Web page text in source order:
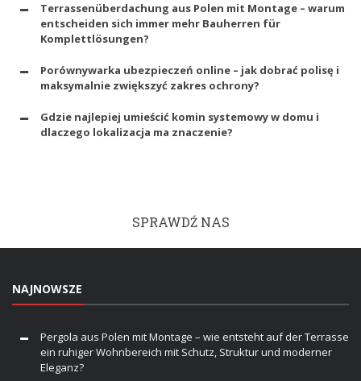
Terrassenüberdachung aus Polen mit Montage – warum
entscheiden sich immer mehr Bauherren für
Komplettlösungen?
Porównywarka ubezpieczeń online – jak dobrać polisę i
maksymalnie zwiększyć zakres ochrony?
Gdzie najlepiej umieścić komin systemowy w domu i
dlaczego lokalizacja ma znaczenie?
SPRAWDŹ NAS
NAJNOWSZE
Pergola aus Polen mit Montage – wie entsteht auf der Terrasse
ein ruhiger Wohnbereich mit Schutz, Struktur und moderner
Eleganz?